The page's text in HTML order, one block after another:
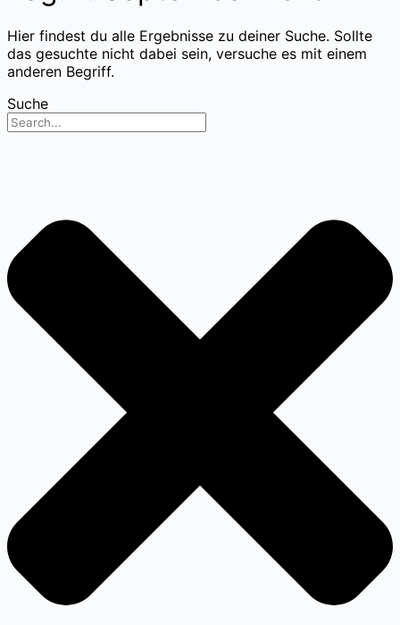
Hier findest du alle Ergebnisse zu deiner Suche. Sollte
das gesuchte nicht dabei sein, versuche es mit einem
anderen Begriff.
Suche